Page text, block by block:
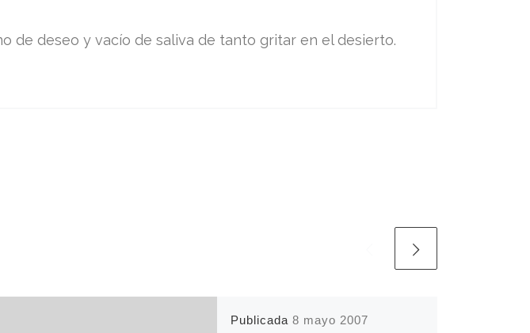
de deseo y vacío de saliva de tanto gritar en el desierto.
Publicada8 mayo 2007